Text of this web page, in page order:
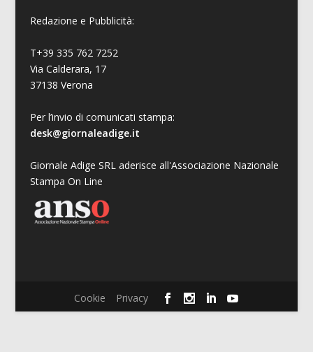
Redazione e Pubblicità:
T+39 335 762 7252
Via Calderara, 17
37138 Verona
Per l’invio di comunicati stampa:
desk@giornaleadige.it
Giornale Adige SRL aderisce all'Associazione Nazionale
Stampa On Line
Cookie Privacy